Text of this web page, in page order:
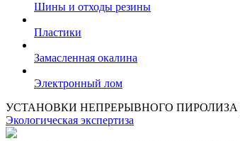
Шины и отходы резины
Пластики
Замасленная окалина
Электронный лом
УСТАНОВКИ НЕПРЕРЫВНОГО ПИРОЛИЗА
Экологическая экспертиза